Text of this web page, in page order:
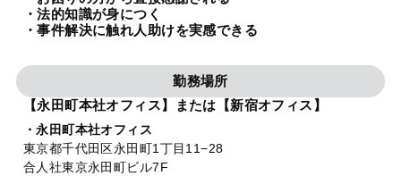
・法的知識が身につく
・事件解決に触れ人助けを実感できる
勤務場所
【永田町本社オフィス】または【新宿オフィス】
・永田町本社オフィス
東京都千代田区永田町1丁目11−28
合人社東京永田町ビル7F